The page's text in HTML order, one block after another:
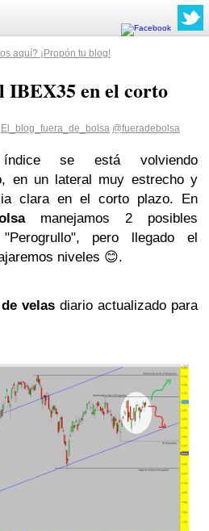
aquí? ¡Propón tu blog!
IBEX35 en el corto
El_blog_fuera_de_bolsa @fueradebolsa
se está volviendo
en un lateral muy estrecho y
clara en el corto plazo. En
manejamos 2 posibles
pero llegado el
niveles 😊.
velas diario actualizado para